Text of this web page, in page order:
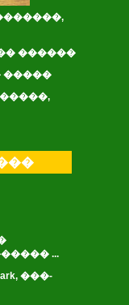
�������,
������
�����
...
���-